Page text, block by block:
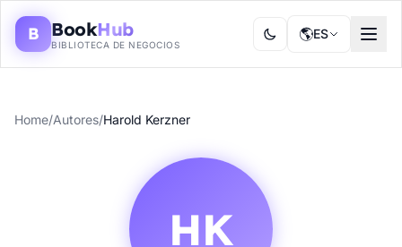
B BookHub
BIBLIOTECA DE NEGOCIOS
🌎ES
Home/Autores/Harold Kerzner
HK